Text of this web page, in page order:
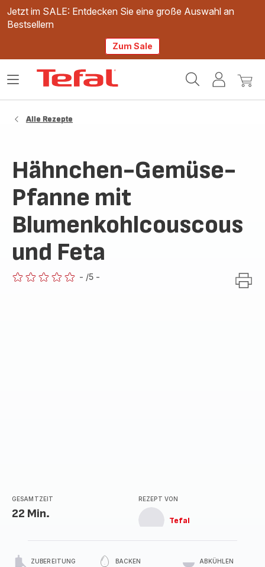
Jetzt im SALE: Entdecken Sie eine große Auswahl an
Bestsellern
Zum Sale
Mein
Mein
Das
Alle Rezepte
Hähnchen-Gemüse-
Pfanne mit
Blumenkohlcouscous
und Feta
- /5 -
GESAMTZEIT
22 Min.
REZEPT VON
Tefal
ZUBEREITUNG BACKEN ABKÜHLEN